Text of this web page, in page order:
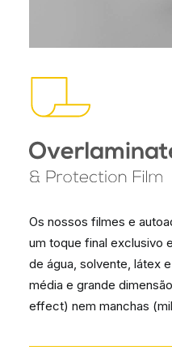
Os nossos filmes e
um toque final exclusivo
de água, solvente, látex
média e grande
effect) nem manchas